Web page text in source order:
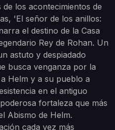
los acontecimientos de
'El señor de los anillos:
el destino de la Casa
Rey de Rohan. Un
astuto y despiadado
busca venganza por la
Helm y a su pueblo a
en el antiguo
fortaleza que más
Abismo de Helm.
cada vez más